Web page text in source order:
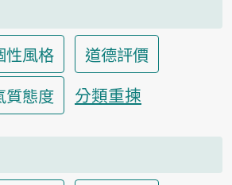
性風格
道德評價
質態度 分類重揀